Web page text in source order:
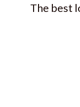
The best